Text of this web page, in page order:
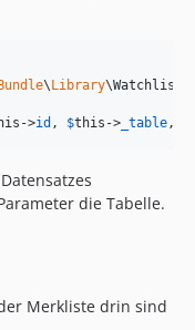
\ Library\Watchlist
->id , $this -> _table, [
die Tabelle.
Merkliste drin sind